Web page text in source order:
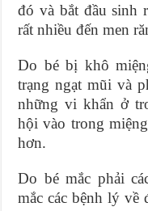
đó và bắt đầu sinh
rất nhiều đến men
Do bé bị khô
trạng ngạt mũi và
những vi khẩn ở
hội vào trong
hơn.
Do bé mắc phải
mắc các bệnh lý về